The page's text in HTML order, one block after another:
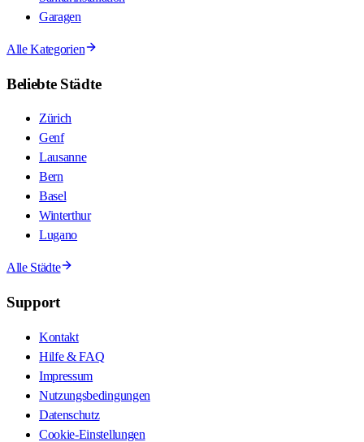
Garagen
Alle Kategorien
Beliebte Städte
Zürich
Genf
Lausanne
Bern
Basel
Winterthur
Lugano
Alle Städte
Support
Kontakt
Hilfe & FAQ
Impressum
Nutzungsbedingungen
Datenschutz
Cookie-Einstellungen